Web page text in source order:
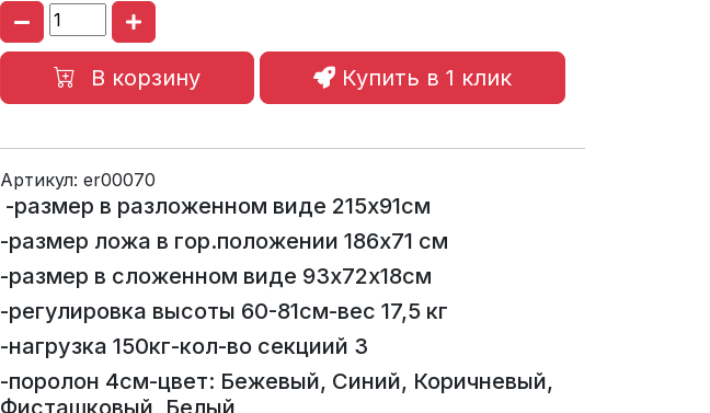
В корзину Купить в 1 клик
Артикул: er00070
-размер в разложенном виде 215х91см
-размер ложа в гор.положении 186х71 см
-размер в сложенном виде 93х72х18см
-регулировка высоты 60-81см-вес 17,5 кг
-нагрузка 150кг-кол-во секциий 3
-поролон 4см-цвет: Бежевый, Синий, Коричневый,
Фисташковый, Белый